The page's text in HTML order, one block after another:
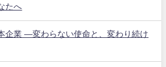
たへ
企業 ―変わらない使命と、変わり続け